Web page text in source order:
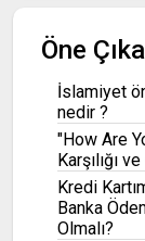
Öne
İslamiyet
nedir ?
"How Are
Karşılığı
Kredi
Banka
Olmalı?